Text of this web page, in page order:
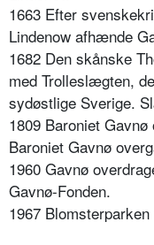
1663 Efter
Lindenow afhænde
1682 Den skånske
med Trolleslægten,
sydøstlige Sverige.
1809 Baroniet
Baroniet Gavnø
1960 Gavnø
Gavnø-Fonden.
1967